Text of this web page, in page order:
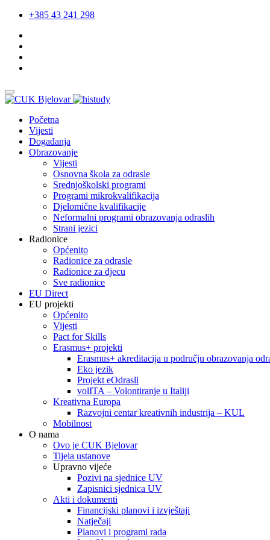
+385 43 241 298
Početna
Vijesti
Događanja
Obrazovanje
Vijesti
Osnovna škola za odrasle
Srednjoškolski programi
Programi mikrokvalifikacija
Djelomične kvalifikacije
Neformalni programi obrazovanja odraslih
Strani jezici
Radionice
Općenito
Radionice za odrasle
Radionice za djecu
Sve radionice
EU Direct
EU projekti
Općenito
Vijesti
Pact for Skills
Erasmus+ projekti
Erasmus+ akreditacija u području obrazovanja
Eko jezik
Projekt eOdrasli
volITA – Volontiranje u Italiji
Kreativna Europa
Razvojni centar kreativnih industrija – KUL
Mobilnost
O nama
Ovo je CUK Bjelovar
Tijela ustanove
Upravno vijeće
Pozivi na sjednice UV
Zapisnici sjednica UV
Akti i dokumenti
Financijski planovi i izvještaji
Natječaji
Planovi i programi rada